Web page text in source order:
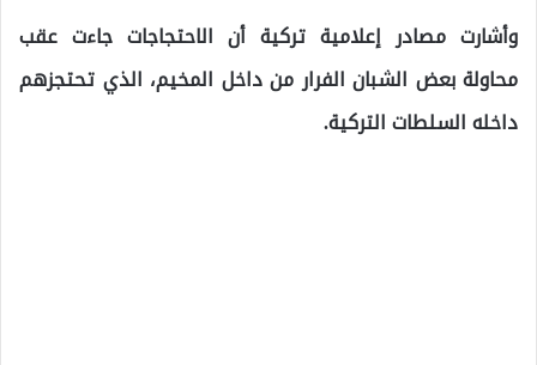
وأشارت مصادر إعلامية تركية أن الاحتجاجات جاءت عقب
محاولة بعض الشبان الفرار من داخل المخيم، الذي تحتجزهم
داخله السلطات التركية.